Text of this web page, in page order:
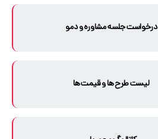
درخواست جلسه مشاوره و دمو
لیست طرح ها و قیمت ها